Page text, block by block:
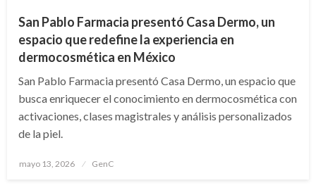
San Pablo Farmacia presentó Casa Dermo, un
espacio que redefine la experiencia en
dermocosmética en México
San Pablo Farmacia presentó Casa Dermo, un espacio que
busca enriquecer el conocimiento en dermocosmética con
activaciones, clases magistrales y análisis personalizados
de la piel.
Publicado
mayo 13, 2026 GenC